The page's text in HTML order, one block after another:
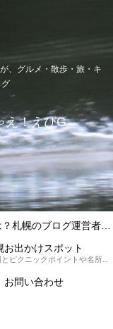
、グルメ・散歩・旅・キ
グ
！えびG
お出かけスポット
海、山、公園とピクニックポイントや名所、旧跡などなど、、、、、札幌はもとより郊外の無理なく日帰りでいって帰ってこれるお出かけスポットを孫っち達（小学５、３年生、幼稚園年長さんの３人）とえびGがお出かけをして紹介しているページです。
お問い合わせ